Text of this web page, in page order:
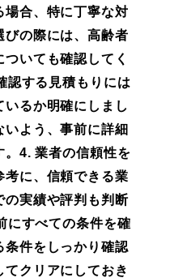
合、特に丁寧な対
の際には、高齢者
いても確認してく
認する見積もりには
るか明確にしまし
いよう、事前に詳細
。4. 業者の信頼性を
に、信頼できる業
の実績や評判も判断
にすべての条件を確
件をしっかり確認
クリアにしておき